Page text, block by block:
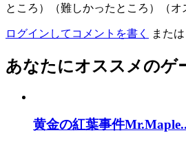
ところ）（難しかったところ）（オ
ログインしてコメントを書く または
あなたにオススメのゲ
黄金の紅葉事件